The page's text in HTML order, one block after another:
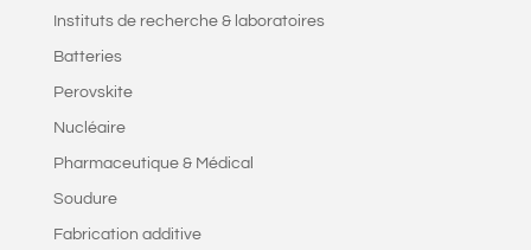
Instituts de recherche & laboratoires
Batteries
Perovskite
Nucléaire
Pharmaceutique & Médical
Soudure
Fabrication additive